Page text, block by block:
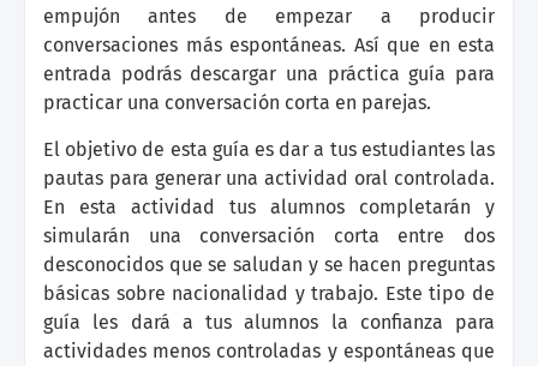
empujón antes de empezar a producir
conversaciones más espontáneas. Así que en esta
entrada podrás descargar una práctica guía para
practicar una conversación corta en parejas.
El objetivo de esta guía es dar a tus estudiantes las
pautas para generar una actividad oral controlada.
En esta actividad tus alumnos completarán y
simularán una conversación corta entre dos
desconocidos que se saludan y se hacen preguntas
básicas sobre nacionalidad y trabajo. Este tipo de
guía les dará a tus alumnos la confianza para
actividades menos controladas y espontáneas que